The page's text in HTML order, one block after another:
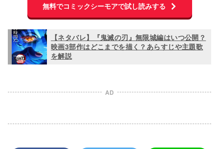
無料でコミックシーモアで試し読みする
【ネタバレ】『鬼滅の刃』無限城編はいつ公開？
映画3部作はどこまでを描く？あらすじや主題歌
を解説
AD